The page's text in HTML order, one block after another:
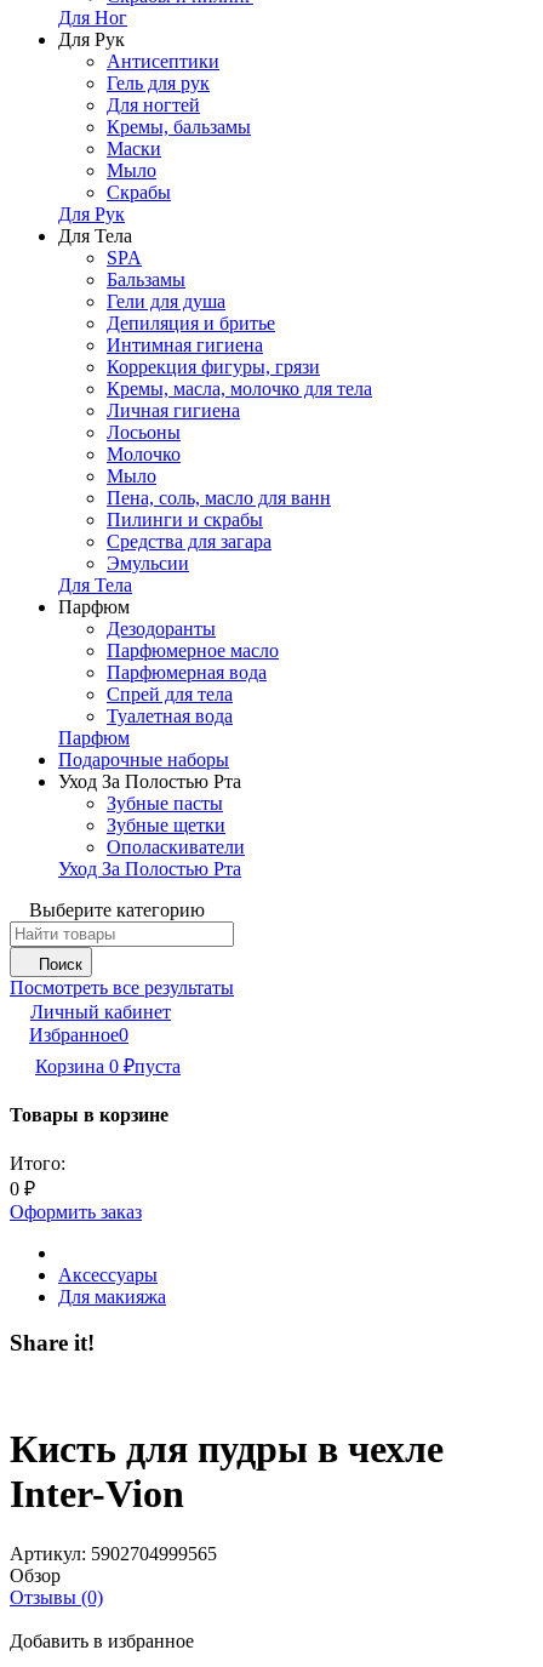
Для Ног
Для Рук
Антисептики
Гель для рук
Для ногтей
Кремы, бальзамы
Маски
Мыло
Скрабы
Для Рук
Для Тела
SPA
Бальзамы
Гели для душа
Депиляция и бритье
Интимная гигиена
Коррекция фигуры, грязи
Кремы, масла, молочко для тела
Личная гигиена
Лосьоны
Молочко
Мыло
Пена, соль, масло для ванн
Пилинги и скрабы
Средства для загара
Эмульсии
Для Тела
Парфюм
Дезодоранты
Парфюмерное масло
Парфюмерная вода
Спрей для тела
Туалетная вода
Парфюм
Подарочные наборы
Уход За Полостью Рта
Зубные пасты
Зубные щетки
Ополаскиватели
Уход За Полостью Рта
Выберите категорию
Поиск
Посмотреть все результаты
Личный кабинет
Избранное0
Корзина 0 ₽пуста
Товары в корзине
Итого:
0 ₽
Оформить заказ
Аксессуары
Для макияжа
Share it!
Кисть для пудры в чехле
Inter-Vion
Артикул: 5902704999565
Обзор
Отзывы (0)
Добавить в избранное